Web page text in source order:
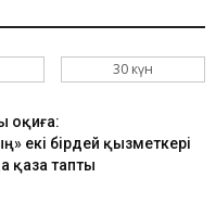
30 күн
оқиға:
екі бірдей қызметкері
қаза тапты